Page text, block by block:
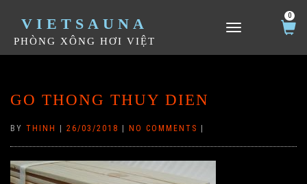
VIETSAUNA
PHÒNG XÔNG HƠI VIỆT
TOGGLE NAVIGATION
0
GO THONG THUY DIEN
BY THINH 26/03/2018 NO COMMENTS